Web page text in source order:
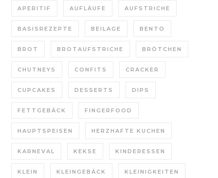
APERITIF AUFLÄUFE AUFSTRICHE
BASISREZEPTE BEILAGE BENTO
BROT BROTAUFSTRICHE BRÖTCHEN
CHUTNEYS CONFITS CRACKER
CUPCAKES DESSERTS DIPS
FETTGEBÄCK FINGERFOOD
HAUPTSPEISEN HERZHAFTE KUCHEN
KARNEVAL KEKSE KINDERESSEN
KLEIN KLEINGEBÄCK KLEINIGKEITEN